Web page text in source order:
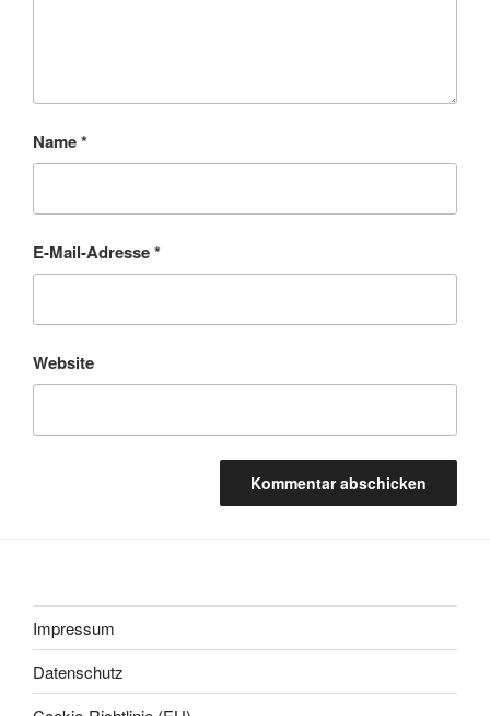
Name*
E-Mail-Adresse*
Website
Impressum
Datenschutz